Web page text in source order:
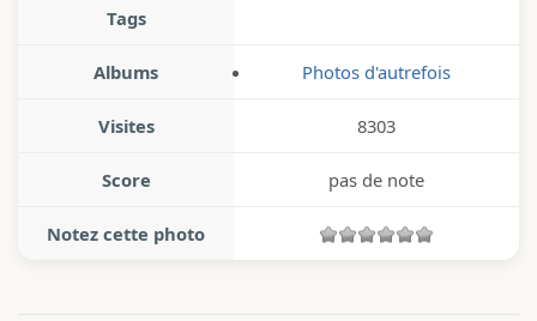
Tags
Albums Photos d'autrefois
Visites 8303
Score pas de note
Notez cette photo